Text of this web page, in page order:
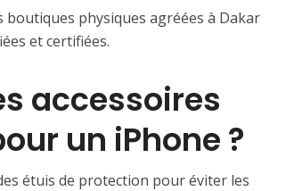
physiques agréées à Dakar
et certifiées.
accessoires
un iPhone ?
étuis de protection pour éviter les